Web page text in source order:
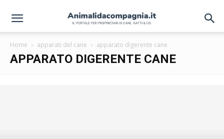
Home apparati del cane apparato digerente cane
APPARATO DIGERENTE CANE